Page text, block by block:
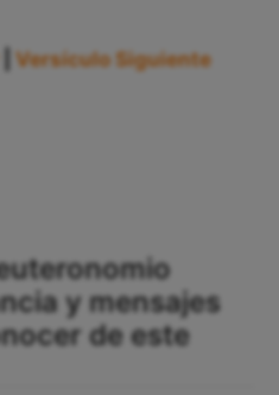
Versículo Siguiente
y mensajes
de este